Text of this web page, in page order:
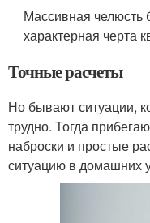
Массивная челюсть
характерная черта
Точные расчеты
Но бывают ситуации,
трудно. Тогда
наброски и простые
ситуацию в домашних